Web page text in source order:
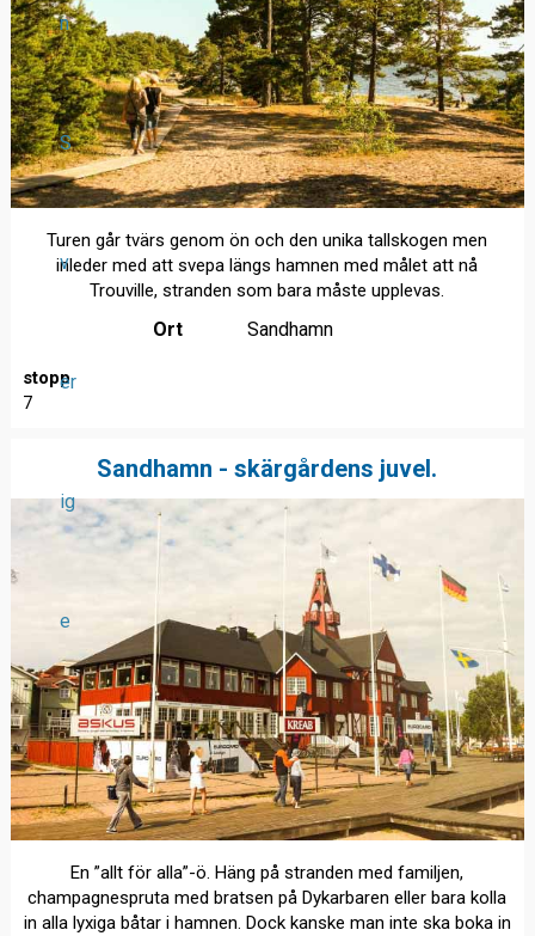
n
S
v
er
ig
e
Turen går tvärs genom ön och den unika tallskogen men
inleder med att svepa längs hamnen med målet att nå
Trouville, stranden som bara måste upplevas.
Ort Sandhamn
stopp
7
Sandhamn - skärgårdens juvel.
En ”allt för alla”-ö. Häng på stranden med familjen,
champagnespruta med bratsen på Dykarbaren eller bara kolla
in alla lyxiga båtar i hamnen. Dock kanske man inte ska boka in